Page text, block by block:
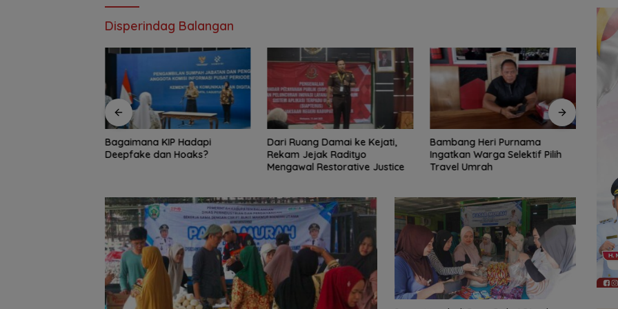
Disperindag Balangan
Dari Ruang Damai ke Kejati,
Rekam Jejak Radityo
Bambang Heri Purnama
Ingatkan Warga Selektif Pilih
Travel Umrah
Bangun Banua Gandeng Media,
Perkuat Transparansi